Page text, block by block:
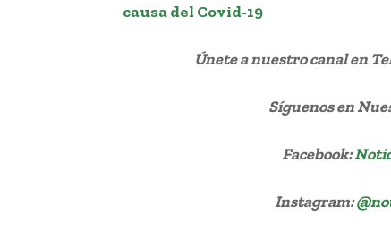
causa del Covid-19
Únete a nuestro canal en
Síguenosen
Facebook:
Instagram: